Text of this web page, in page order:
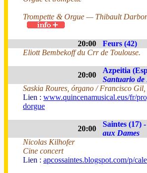
Trompette & Orgue — Thibault
20:00 Feurs (42)
Eliott Bembekoff du Crr de Toulouse.
20:00
Azpeitia
Santuario
Saskia Roures, órgano / Francisco
Lien : www.quincenamusical.eus/fr/
dorgue
20:00
Saintes (17) -
aux Dames
Nicolas Kilhofer
Cine concert
Lien : apcossaintes.blogspot.com/p/